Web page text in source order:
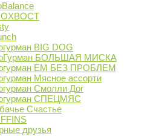
BIG DOG
БОЛЬШАЯ МИСКА
ЕМ БЕЗ ПРОБЛЕМ
Мясное ассорти
Смолли Дог
СПЕЦМЯС
Счастье
друзья